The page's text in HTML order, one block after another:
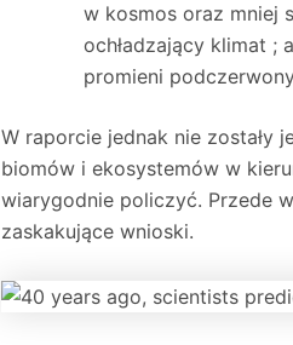
w kosmos oraz mniej
ochładzający klimat ;
promieni
W raporcie jednak nie zostały
biomów i ekosystemów w
wiarygodnie policzyć. Przede
zaskakujące wnioski.